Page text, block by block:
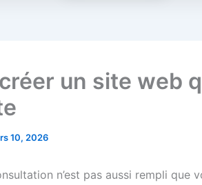
un site web
10, 2026
n’est pas aussi rempli que